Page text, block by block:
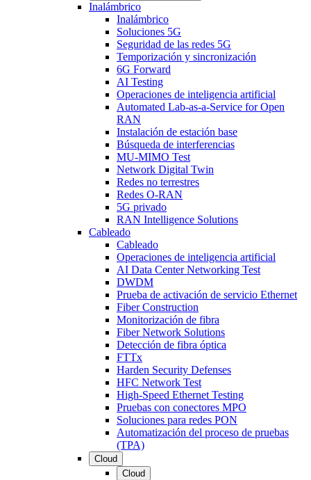
Inalámbrico
Inalámbrico
Soluciones 5G
Seguridad de las redes 5G
Temporización y sincronización
6G Forward
AI Testing
Operaciones de inteligencia artificial
Automated Lab-as-a-Service for Open
RAN
Instalación de estación base
Búsqueda de interferencias
MU-MIMO Test
Network Digital Twin
Redes no terrestres
Redes O-RAN
5G privado
RAN Intelligence Solutions
Cableado
Cableado
Operaciones de inteligencia artificial
AI Data Center Networking Test
DWDM
Prueba de activación de servicio Ethernet
Fiber Construction
Monitorización de fibra
Fiber Network Solutions
Detección de fibra óptica
FTTx
Harden Security Defenses
HFC Network Test
High-Speed Ethernet Testing
Pruebas con conectores MPO
Soluciones para redes PON
Automatización del proceso de pruebas
(TPA)
Cloud
Cloud